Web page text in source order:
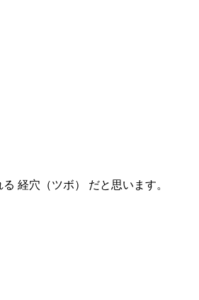
経穴（ツボ） だと思います。